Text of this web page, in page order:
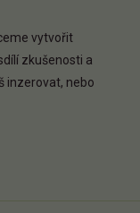
vytvořit
zkušenosti a
inzerovat, nebo